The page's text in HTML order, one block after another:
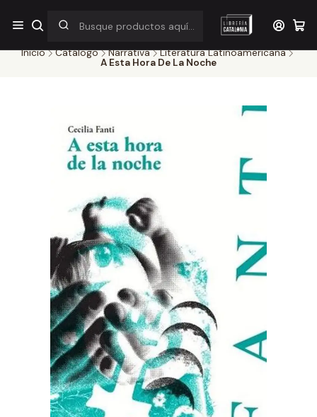
¡Por pocos días! Despacho a $1.000 en RM por compras sobre
$38.000
Inicio Catálogo Narrativa
Literatura Latinoamericana
A Esta Hora De La Noche